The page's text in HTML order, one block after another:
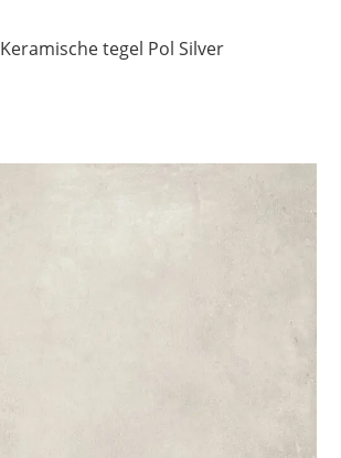
Keramische tegel Pol Silver